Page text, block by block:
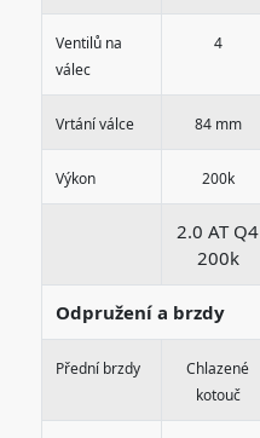
Ventilů na
válec
4
Vrtání válce 84 mm
Výkon 200k
2.0 AT Q4
200k
Odpružení a brzdy
Přední brzdy
Chlazené
kotouč